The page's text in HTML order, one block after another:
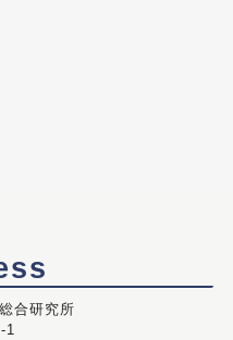
合研究所
1